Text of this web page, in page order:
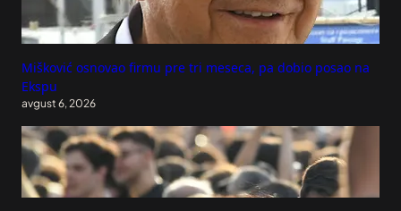
Mišković osnovao firmu pre tri meseca, pa dobio posao na
Ekspu
avgust 6, 2026